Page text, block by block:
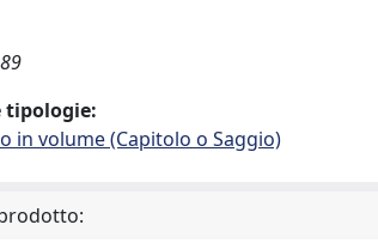
tipologie:
in volume (Capitolo o Saggio)